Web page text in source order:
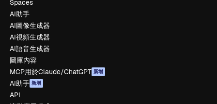
Spaces
AI助手
AI圖像生成器
AI視頻生成器
AI語音生成器
圖庫內容
MCP用於Claude/ChatGPT 新增
AI助手 新增
API